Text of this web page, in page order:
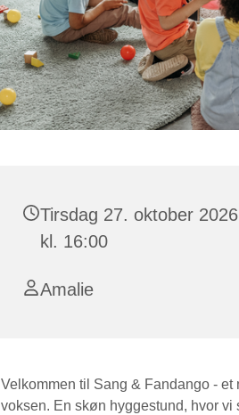
Tirsdag 27. oktober
kl. 16:00
Amalie
Velkommen til Sang & Fandango -
voksen. En skøn hyggestund, hvor vi